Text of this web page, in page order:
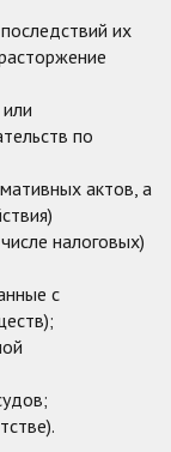
их
по
актов, а
налоговых)
с